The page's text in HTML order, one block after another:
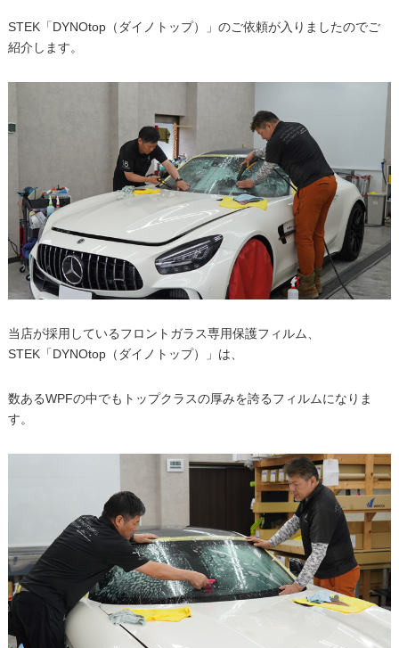
STEK「DYNOtop（ダイノトップ）」のご依頼が入りましたのでご
紹介します。
当店が採用しているフロントガラス専用保護フィルム、
STEK「DYNOtop（ダイノトップ）」は、
数あるWPFの中でもトップクラスの厚みを誇るフィルムになりま
す。